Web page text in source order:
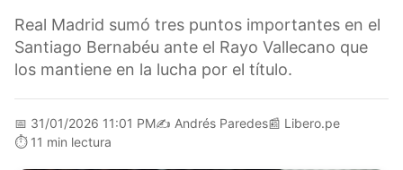
Real Madrid sumó tres puntos importantes en el
Santiago Bernabéu ante el Rayo Vallecano que
los mantiene en la lucha por el título.
📅 31/01/2026 11:01 PM✍️ Andrés Paredes📰 Libero.pe
⏱️ 11 min lectura